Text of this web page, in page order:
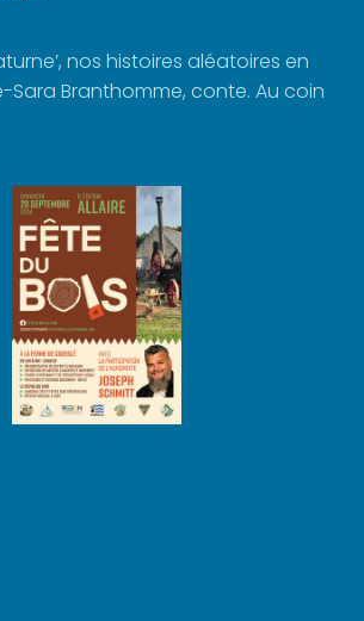
nos histoires aléatoires en
Branthomme, conte. Au coin